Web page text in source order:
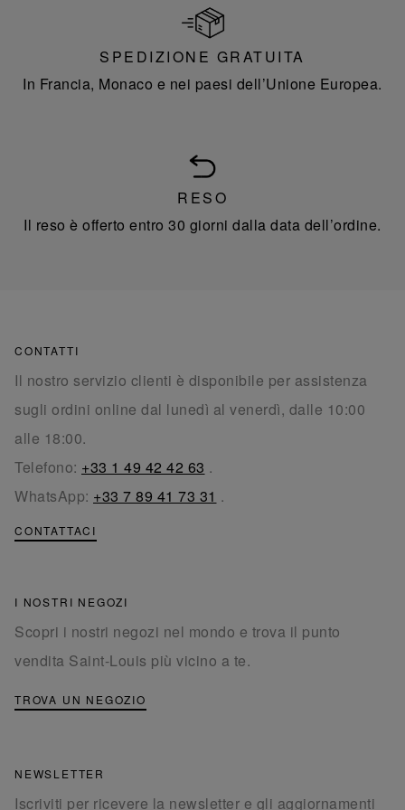
SPEDIZIONE GRATUITA
In Francia, Monaco e nei paesi dell’Unione Europea.
RESO
Il reso è offerto entro 30 giorni dalla data dell’ordine.
CONTATTI
Il nostro servizio clienti è disponibile per assistenza
sugli ordini online dal lunedì al venerdì, dalle 10:00
alle 18:00.
Telefono: +33 1 49 42 42 63 .
WhatsApp: +33 7 89 41 73 31 .
CONTATTACI
I NOSTRI NEGOZI
Scopri i nostri negozi nel mondo e trova il punto
vendita Saint-Louis più vicino a te.
TROVA UN NEGOZIO
NEWSLETTER
Iscriviti per ricevere la newsletter e gli aggiornamenti